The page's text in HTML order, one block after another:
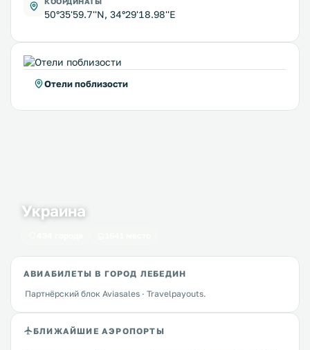
50°35'59.7''N, 34°29'18.98''E
Отели поблизости
Украина
АВИАБИЛЕТЫ В ГОРОД ЛЕБЕДИН
Партнёрский блок Aviasales · Travelpayouts.
БЛИЖАЙШИЕ АЭРОПОРТЫ